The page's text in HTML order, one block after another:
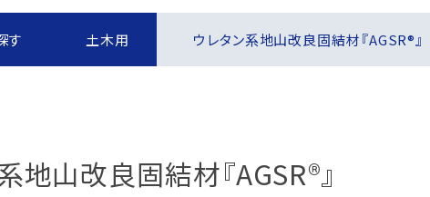
）
の結果
テム認証
な取引
ー方針
針
報制度
す 土木用 ウレタン系地山改良固結材『AGSR®』
地山改良固結材『AGSR®』